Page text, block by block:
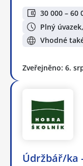
30 000 – 60
Plný
Vhodné
Zveřejněno: 6.
Údržbář/ka